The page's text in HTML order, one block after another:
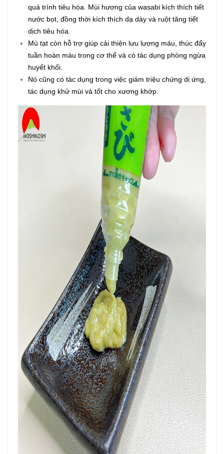
quá trình tiêu hóa. Mùi hương của wasabi kích thích tiết
nước bọt, đồng thời kích thích dạ dày và ruột tăng tiết
dịch tiêu hóa.
Mù tạt còn hỗ trợ giúp cải thiện lưu lượng máu, thúc đẩy
tuần hoàn máu trong cơ thể và có tác dụng phòng ngừa
huyết khối.
Nó cũng có tác dụng trong việc giảm triệu chứng dị ứng,
tác dụng khử mùi và tốt cho xương khớp.